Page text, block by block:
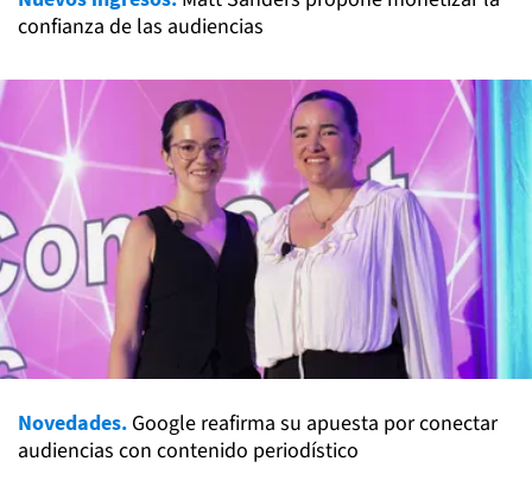
confianza de las audiencias
Novedades. Google reafirma su apuesta por conectar
audiencias con contenido periodístico